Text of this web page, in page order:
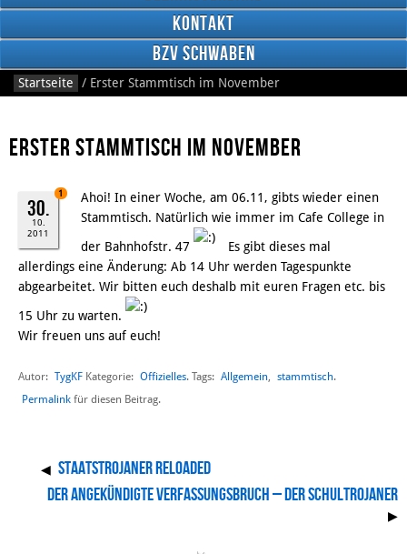
Kontakt
BzV Schwaben
Startseite / Erster Stammtisch im November
Erster Stammtisch im November
1
30.
10.
2011
Ahoi! In einer Woche, am 06.11, gibts wieder einen
Stammtisch. Natürlich wie immer im Cafe College in
der Bahnhofstr. 47
Es gibt dieses mal
allerdings eine Änderung: Ab 14 Uhr werden Tagespunkte
abgearbeitet. Wir bitten euch deshalb mit euren Fragen etc. bis
15 Uhr zu warten.
Wir freuen uns auf euch!
Autor: TygKF Kategorie: Offizielles. Tags: Allgemein, stammtisch.
Permalink für diesen Beitrag.
◀ Staatstrojaner reloaded
Der angekündigte Verfassungsbruch – der Schultrojaner
▶